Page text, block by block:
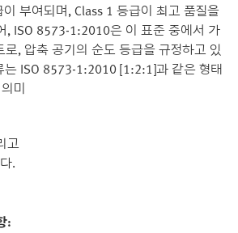
부여되며, Class 1 등급이 최고 품질을
, ISO 8573-1:2010은 이 표준 중에서 가
로, 압축 공기의 순도 등급을 규정하고 있
는 ISO 8573-1:2010 [1:2:1]과 같은 형태
미
고
.
: